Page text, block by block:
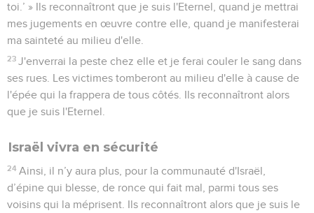
toi.’ » Ils reconnaîtront que je suis l'Eternel, quand je mettrai
mes jugements en œuvre contre elle, quand je manifesterai
ma sainteté au milieu d'elle.
23 J'enverrai la peste chez elle et je ferai couler le sang dans
ses rues. Les victimes tomberont au milieu d'elle à cause de
l'épée qui la frappera de tous côtés. Ils reconnaîtront alors
que je suis l'Eternel.
Israël vivra en sécurité
24 Ainsi, il n’y aura plus, pour la communauté d'Israël,
d’épine qui blesse, de ronce qui fait mal, parmi tous ses
voisins qui la méprisent. Ils reconnaîtront alors que je suis le